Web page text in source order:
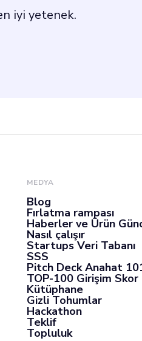
iyi yetenek.
MEDYA
Blog
Fırlatma rampası
Haberler ve Ürün
Nasıl çalışır
Startups Veri Tabanı
SSS
Pitch Deck Anahat
TOP-100 Girişim
Kütüphane
Gizli Tohumlar
Hackathon
Teklif
Topluluk